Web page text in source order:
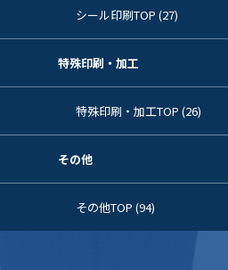
シール印刷TOP (27)
特殊印刷・加工
特殊印刷・加工TOP (26)
その他
その他TOP (94)